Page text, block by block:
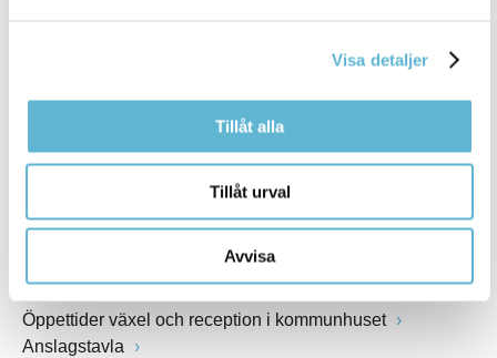
Visa detaljer
Tillåt alla
Tillåt urval
Avvisa
Fax: 0456-82 22 00
Öppettider växel och reception i kommunhuset
Anslagstavla